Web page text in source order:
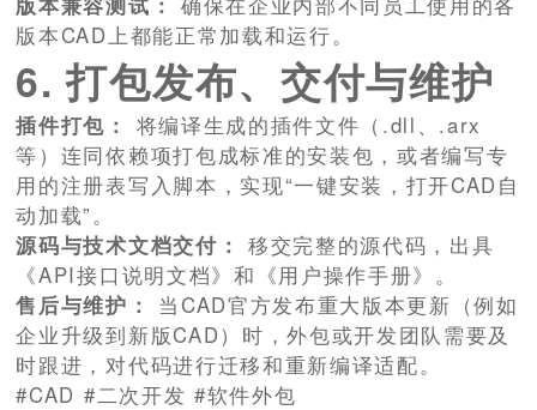
版本CAD上都能正常加载和运行。
6. 打包发布、交付与维护
插件打包：
将编译生成的插件文件（.dll、.arx
等）连同依赖项打包成标准的安装包，或者编写专
用的注册表写入脚本，实现“一键安装，打开CAD自
动加载”。
源码与技术文档交付：
移交完整的源代码，出具
《API接口说明文档》和《用户操作手册》。
售后与维护：
当CAD官方发布重大版本更新（例如
企业升级到新版CAD）时，外包或开发团队需要及
时跟进，对代码进行迁移和重新编译适配。
#CAD #二次开发 #软件外包